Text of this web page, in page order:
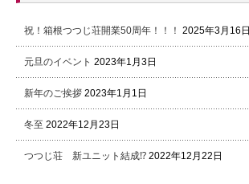
祝！箱根つつじ荘開業50周年！！！ 2025年3月16日
元旦のイベント 2023年1月3日
新年のご挨拶 2023年1月1日
冬至 2022年12月23日
つつじ荘 新ユニット結成⁉ 2022年12月22日